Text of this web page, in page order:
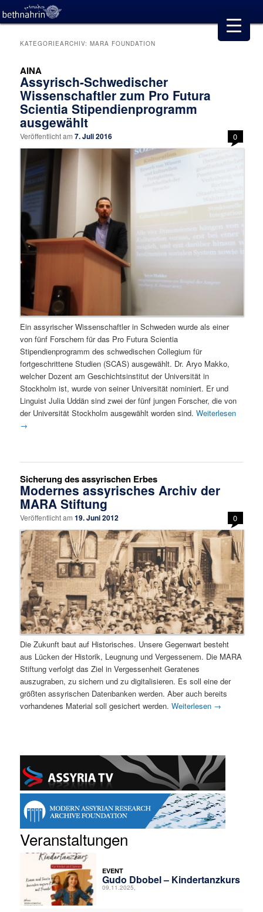
KATEGORIEARCHIV:MARA FOUNDATION
AINA
Assyrisch-Schwedischer
Wissenschaftler zum Pro Futura
Scientia Stipendienprogramm
ausgewählt
Veröffentlicht am7. Juli 2016 0
Ein assyrischer Wissenschaftler in Schweden wurde als einer
von fünf Forschern für das Pro Futura Scientia
Stipendienprogramm des schwedischen Collegium für
fortgeschrittene Studien (SCAS) ausgewählt. Dr. Aryo Makko,
welcher Dozent am Geschichtsinstitut der Universität in
Stockholm ist, wurde von seiner Universität nominiert. Er und
Linguist Julia Uddän sind zwei der fünf jungen Forscher, die von
der Universität Stockholm ausgewählt worden sind.Weiterlesen
→
Sicherung des assyrischen Erbes
Modernes assyrisches Archiv der
MARA Stiftung
Veröffentlicht am19. Juni 2012 0
Die Zukunft baut auf Historisches. Unsere Gegenwart besteht
aus Lücken der Historik, Leugnung und Vergessenem. Die MARA
Stiftung verfolgt das Ziel in Vergessenheit Geratenes
auszugraben, zu sichern und zu digitalisieren. Es soll eine der
größten assyrischen Datenbanken werden. Aber auch bereits
vorhandenes Material soll gesichert werden.Weiterlesen →
Veranstaltungen
EVENT
Gudo Dbobel – Kindertanzkurs
09.11.2025,